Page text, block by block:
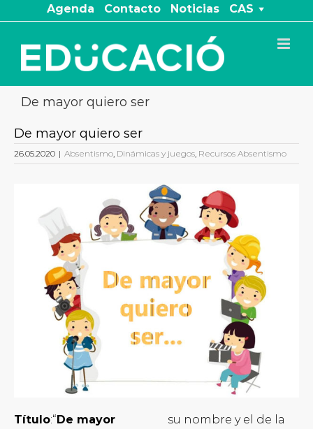
al
contenido
Agenda Contacto Noticias CAS
De mayor quiero ser
De mayor quiero ser
26.05.2020 | Absentismo, Dinámicas y juegos, Recursos Absentismo
Título:“ De mayor
su nombre y el de la